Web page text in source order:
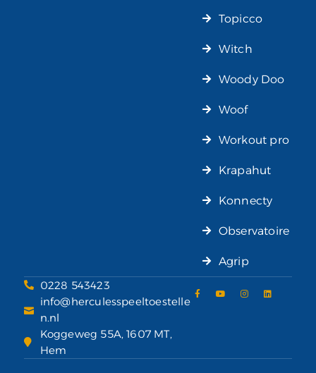
Topicco
Witch
Woody Doo
Woof
Workout pro
Krapahut
Konnecty
Observatoire
Agrip
0228 543423
info@herculesspeeltoestelle
n.nl
Koggeweg 55A, 1607 MT,
Hem